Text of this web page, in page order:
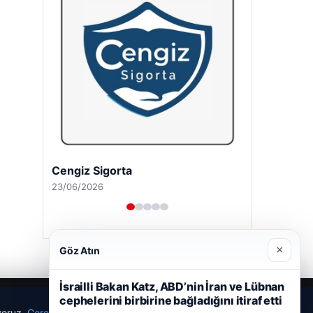
Cengiz Sigorta
23/06/2026
Göz Atın ×
İsrailli Bakan Katz, ABD’nin İran ve Lübnan
cephelerini birbirine bağladığını itiraf etti